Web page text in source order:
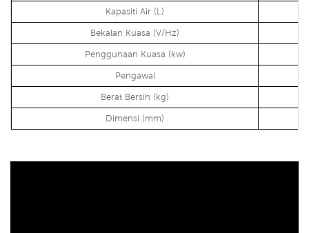
Kapasiti Air (L)
Bekalan Kuasa (V/Hz)
Penggunaan Kuasa (kw)
Pengawal
Berat Bersih (kg)
Dimensi (mm)